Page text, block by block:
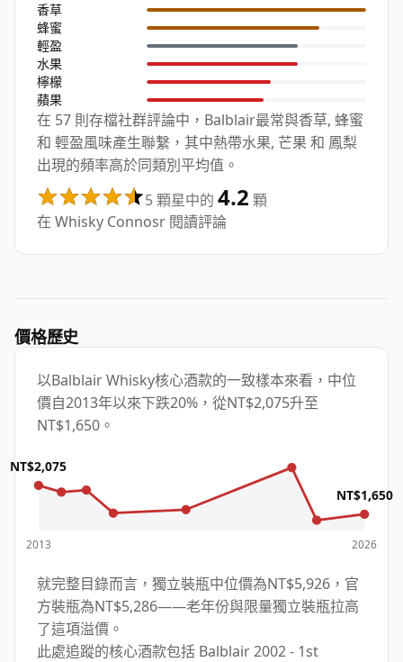
香草
蜂蜜
輕盈
水果
檸檬
蘋果
在 57 則存檔社群評論中，Balblair最常與香草, 蜂蜜
和 輕盈風味產生聯繫，其中熱帶水果, 芒果 和 鳳梨
出現的頻率高於同類別平均值。
5 顆星中的 4.2 顆
在 Whisky Connosr 閱讀評論
價格歷史
以Balblair Whisky核心酒款的一致樣本來看，中位
價自2013年以來下跌20%，從NT$2,075升至
NT$1,650。
NT$2,075
2013
NT$1,650
2026
就完整目錄而言，獨立裝瓶中位價為NT$5,926，官
方裝瓶為NT$5,286——老年份與限量獨立裝瓶拉高
了這項溢價。
此處追蹤的核心酒款包括 Balblair 2002 - 1st